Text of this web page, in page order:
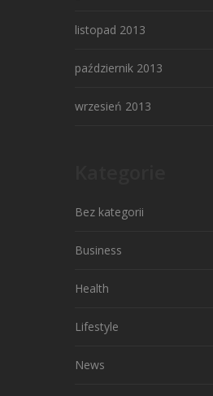
listopad 2013
październik 2013
wrzesień 2013
Bez kategorii
Business
Health
Lifestyle
News